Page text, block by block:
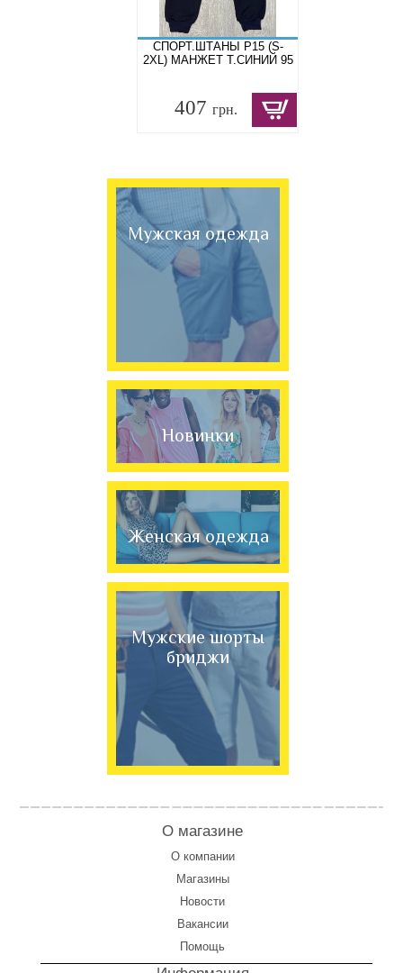
СПОРТ.ШТАНЫ P15 (S-
2XL) МАНЖЕТ Т.СИНИЙ 95
407 грн.
Мужская одежда
Новинки
Женская одежда
Мужские шорты
бриджи
О магазине
О компании
Магазины
Новости
Вакансии
Помощь